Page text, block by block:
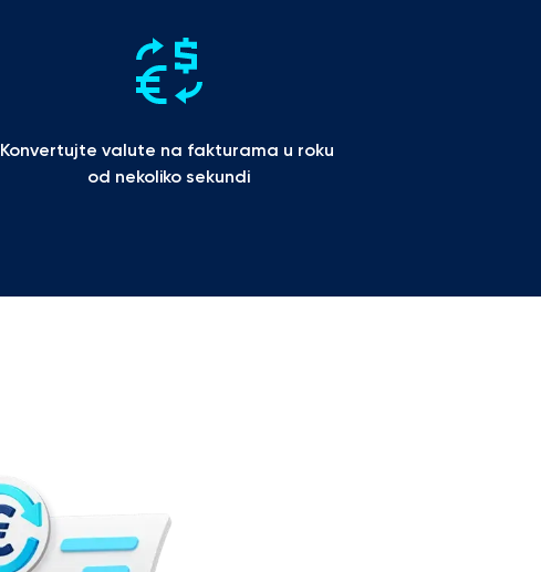
Konvertujte valute na fakturama u roku
od nekoliko sekundi